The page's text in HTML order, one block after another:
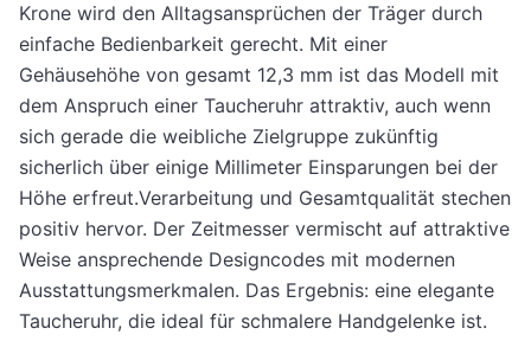
Krone wird den Alltagsansprüchen der Träger durch
einfache Bedienbarkeit gerecht. Mit einer
Gehäusehöhe von gesamt 12,3 mm ist das Modell mit
dem Anspruch einer Taucheruhr attraktiv, auch wenn
sich gerade die weibliche Zielgruppe zukünftig
sicherlich über einige Millimeter Einsparungen bei der
Höhe erfreut.Verarbeitung und Gesamtqualität stechen
positiv hervor. Der Zeitmesser vermischt auf attraktive
Weise ansprechende Designcodes mit modernen
Ausstattungsmerkmalen. Das Ergebnis: eine elegante
Taucheruhr, die ideal für schmalere Handgelenke ist.